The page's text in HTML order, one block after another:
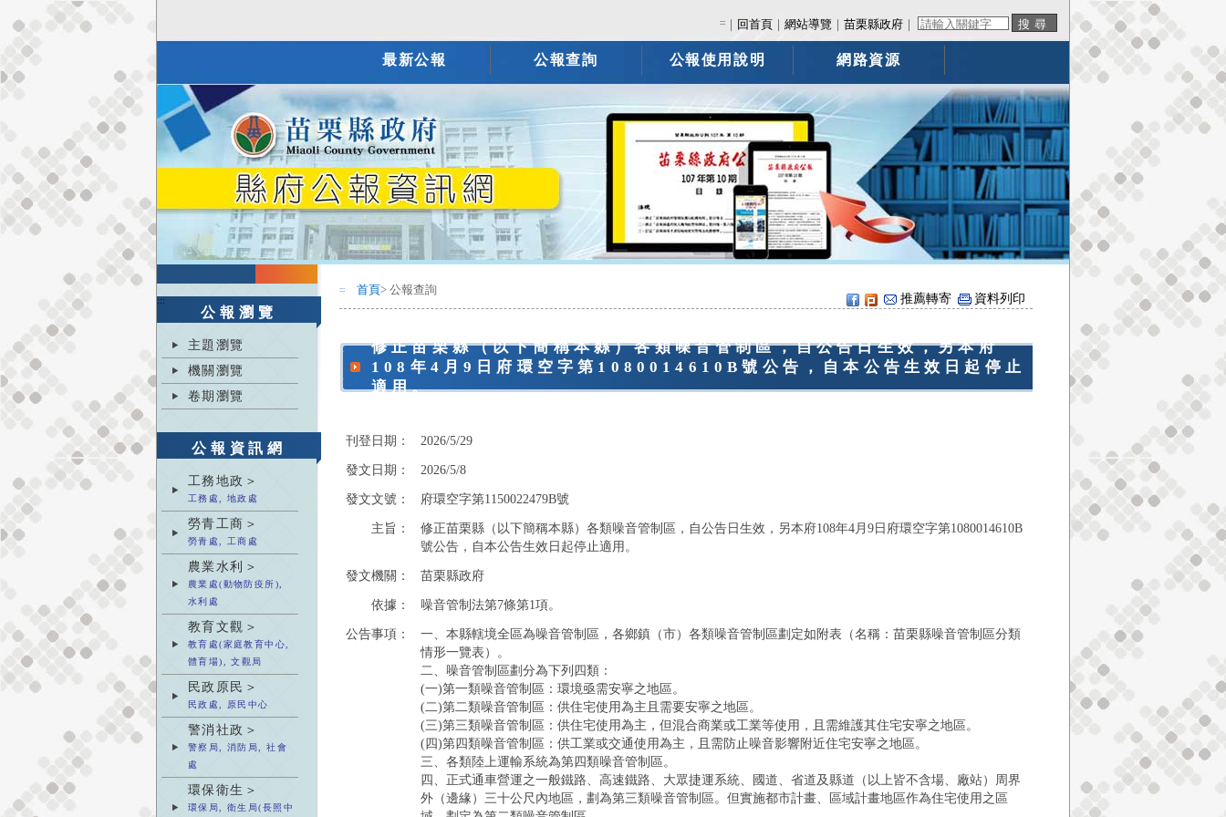
::: 回首頁 ｜網站導覽 ｜苗栗縣政府
最新公報 公報查詢 公報使用說明 網路資源
:::
公報瀏覽
主題瀏覽
機關瀏覽
卷期瀏覽
公報資訊網
工務地政＞
工務處, 地政處
勞青工商＞
勞青處, 工商處
農業水利＞
農業處(動物防疫所),
水利處
教育文觀＞
教育處(家庭教育中心,
體育場), 文觀局
民政原民＞
民政處, 原民中心
警消社政＞
警察局, 消防局, 社會
處
環保衛生＞
環保局, 衛生局(長照中
::: 首頁> 公報查詢
推薦轉寄 資料列印
修正苗栗縣（以下簡稱本縣）各類噪音管制區，自公告日生效，另本府
108年4月9日府環空字第1080014610B號公告，自本公告生效日起停止
適用。
刊登日期：
2026/5/29
發文日期：
2026/5/8
發文文號：
府環空字第1150022479B號
主旨：
修正苗栗縣（以下簡稱本縣）各類噪音管制區，自公告日生效，另本府108年4月9日府環空字第1080014610B
號公告，自本公告生效日起停止適用。
發文機關：
苗栗縣政府
依據：
噪音管制法第7條第1項。
公告事項：
一、本縣轄境全區為噪音管制區，各鄉鎮（市）各類噪音管制區劃定如附表（名稱：苗栗縣噪音管制區分類
情形一覽表）。
二、噪音管制區劃分為下列四類：
(一)第一類噪音管制區：環境亟需安寧之地區。
(二)第二類噪音管制區：供住宅使用為主且需要安寧之地區。
(三)第三類噪音管制區：供住宅使用為主，但混合商業或工業等使用，且需維護其住宅安寧之地區。
(四)第四類噪音管制區：供工業或交通使用為主，且需防止噪音影響附近住宅安寧之地區。
三、各類陸上運輸系統為第四類噪音管制區。
四、正式通車營運之一般鐵路、高速鐵路、大眾捷運系統、國道、省道及縣道（以上皆不含場、廠站）周界
外（邊緣）三十公尺內地區，劃為第三類噪音管制區。但實施都市計畫、區域計畫地區作為住宅使用之區